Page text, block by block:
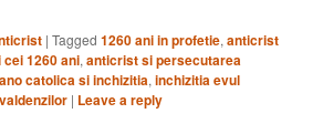
|Tagged 1260 ani in profetie,anticrist
1260 ani,anticrist si persecutarea
catolica si inchizitia,inchizitia evul
| Leave a reply